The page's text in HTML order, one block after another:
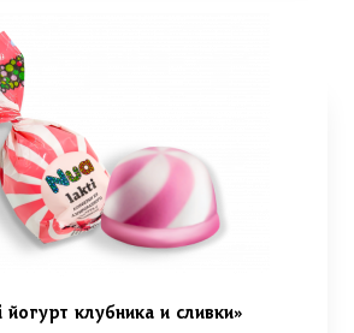
клубника и сливки»